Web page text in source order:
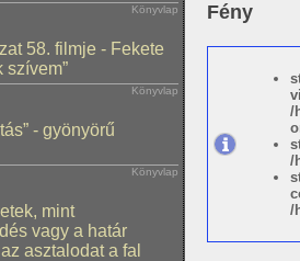
Könyvlap
58. filmje - Fekete
szívem”
Könyvlap
- gyönyörű
Könyvlap
mint
vagy a határ
asztalodat a fal
Fény
/
/
/